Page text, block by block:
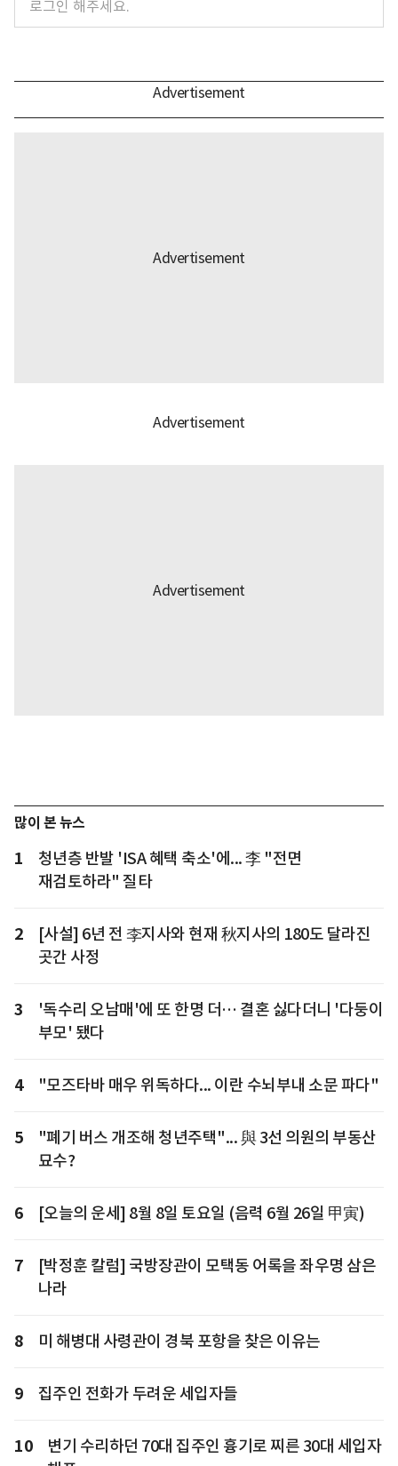
많이 본 뉴스
1
청년층 반발 'ISA 혜택 축소'에... 李 "전면
재검토하라" 질타
2
[사설] 6년 전 李지사와 현재 秋지사의 180도 달라진
곳간 사정
3
'독수리 오남매'에 또 한명 더… 결혼 싫다더니 '다둥이
부모' 됐다
4 "모즈타바 매우 위독하다... 이란 수뇌부내 소문 파다"
5
"폐기 버스 개조해 청년주택"... 與 3선 의원의 부동산
묘수?
6 [오늘의 운세] 8월 8일 토요일 (음력 6월 26일 甲寅)
7
[박정훈 칼럼] 국방장관이 모택동 어록을 좌우명 삼은
나라
8 미 해병대 사령관이 경북 포항을 찾은 이유는
9 집주인 전화가 두려운 세입자들
10
변기 수리하던 70대 집주인 흉기로 찌른 30대 세입자